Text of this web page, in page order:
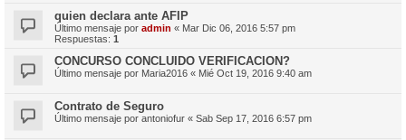
quien declara ante AFIP
Último mensaje por admin « Mar Dic 06, 2016 5:57 pm
Respuestas: 1
CONCURSO CONCLUIDO VERIFICACION?
Último mensaje por Maria2016 « Mié Oct 19, 2016 9:40 am
Contrato de Seguro
Último mensaje por antoniofur « Sab Sep 17, 2016 6:57 pm